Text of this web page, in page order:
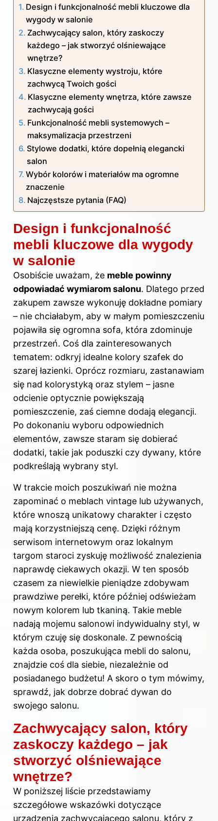
Design i funkcjonalność mebli kluczowe dla
wygody w salonie
Zachwycający salon, który zaskoczy
każdego – jak stworzyć olśniewające
wnętrze?
Klasyczne elementy wystroju, które
zachwycą Twoich gości
Klasyczne elementy wnętrza, które zawsze
zachwycają gości
Funkcjonalność mebli systemowych –
maksymalizacja przestrzeni
Stylowe dodatki, które dopełnią elegancki
salon
Wybór kolorów i materiałów ma ogromne
znaczenie
Najczęstsze pytania (FAQ)
Design i funkcjonalność
mebli kluczowe dla wygody
w salonie
Osobiście uważam, że meble powinny
odpowiadać wymiarom salonu. Dlatego przed
zakupem zawsze wykonuję dokładne pomiary
– nie chciałabym, aby w małym pomieszczeniu
pojawiła się ogromna sofa, która zdominuje
przestrzeń. Coś dla zainteresowanych
tematem: odkryj idealne kolory szafek do
szarej łazienki. Oprócz rozmiaru, zastanawiam
się nad kolorystyką oraz stylem – jasne
odcienie optycznie powiększają
pomieszczenie, zaś ciemne dodają elegancji.
Po dokonaniu wyboru odpowiednich
elementów, zawsze staram się dobierać
dodatki, takie jak poduszki czy dywany, które
podkreślają wybrany styl.
W trakcie moich poszukiwań nie można
zapominać o meblach vintage lub używanych,
które wnoszą unikatowy charakter i często
mają korzystniejszą cenę. Dzięki różnym
serwisom internetowym oraz lokalnym
targom staroci zyskuję możliwość znalezienia
naprawdę ciekawych okazji. W ten sposób
czasem za niewielkie pieniądze zdobywam
prawdziwe perełki, które później odświeżam
nowym kolorem lub tkaniną. Takie meble
nadają mojemu salonowi indywidualny styl, w
którym czuję się doskonale. Z pewnością
każda osoba, poszukująca mebli do salonu,
znajdzie coś dla siebie, niezależnie od
posiadanego budżetu! A skoro o tym mówimy,
sprawdź, jak dobrze dobrać dywan do
swojego salonu.
Zachwycający salon, który
zaskoczy każdego – jak
stworzyć olśniewające
wnętrze?
W poniższej liście przedstawiamy
szczegółowe wskazówki dotyczące
urządzenia zachwycającego salonu, który z